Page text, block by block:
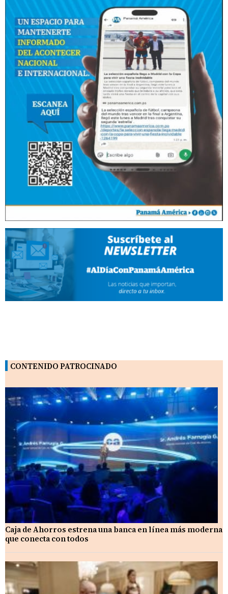
CONTENIDO PATROCINADO
Caja de Ahorros estrena una banca en línea más moderna
que conecta con todos